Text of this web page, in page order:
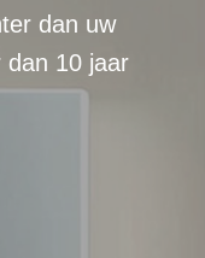
dan uw
dan 10 jaar